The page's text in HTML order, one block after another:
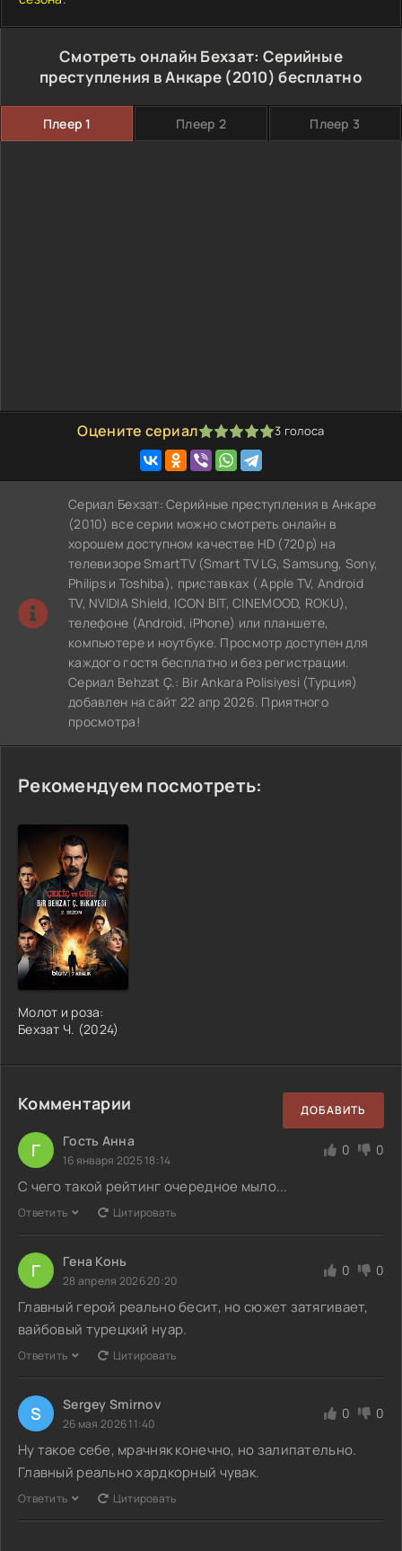
Смотреть онлайн Бехзат: Серийные
преступления в Анкаре (2010) бесплатно
Плеер 1 Плеер 2 Плеер 3
Оцените сериал
1 2 3 4 5 3 голоса
Сериал Бехзат: Серийные преступления в Анкаре
(2010) все серии можно смотреть онлайн в
хорошем доступном качестве HD (720p) на
телевизоре SmartTV (Smart TV LG, Samsung, Sony,
Philips и Toshiba), приставках ( Apple TV, Android
TV, NVIDIA Shield, ICON BIT, CINEMOOD, ROKU),
телефоне (Android, iPhone) или планшете,
компьютере и ноутбуке. Просмотр доступен для
каждого гостя бесплатно и без регистрации.
Сериал Behzat Ç.: Bir Ankara Polisiyesi (Турция)
добавлен на сайт 22 апр 2026. Приятного
просмотра!
Рекомендуем посмотреть:
Молот и роза:
Бехзат Ч. (2024)
Комментарии ДОБАВИТЬ
Г Гость Анна
16 января 2025 18:14
0 0
С чего такой рейтинг очередное мыло...
Ответить Цитировать
Г Гена Конь
28 апреля 2026 20:20
0 0
Главный герой реально бесит, но сюжет затягивает,
вайбовый турецкий нуар.
Ответить Цитировать
S Sergey Smirnov
26 мая 2026 11:40
0 0
Ну такое себе, мрачняк конечно, но залипательно.
Главный реально хардкорный чувак.
Ответить Цитировать